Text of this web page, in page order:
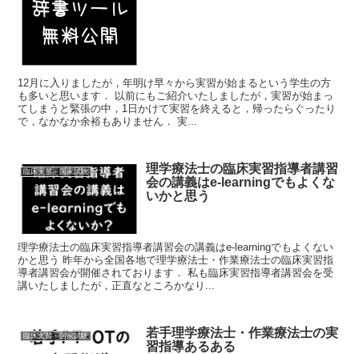
12月に入りましたが，年明け早々から実習が始まるという学生の方
も多いと思います． 以前にもご紹介いたしましたが，実習が始まっ
てしまうと緊張の中，1日かけて実習を終えると，帰ったらぐったり
で，なかなか余裕もありません． 実...
臨床実習・国家試験
理学療法士の臨床実習指導者講習
会の講義はe-learningでもよくな
いかと思う
理学療法士の臨床実習指導者講習会の講義はe-learningでもよくない
かと思う 昨年から全国各地で理学療法士・作業療法士の臨床実習指
導者講習会が開催されております． 私も臨床実習指導者講習会を受
講いたしましたが，正直なところかなり...
臨床実習・国家試験
若手理学療法士・作業療法士の実
習指導あるある